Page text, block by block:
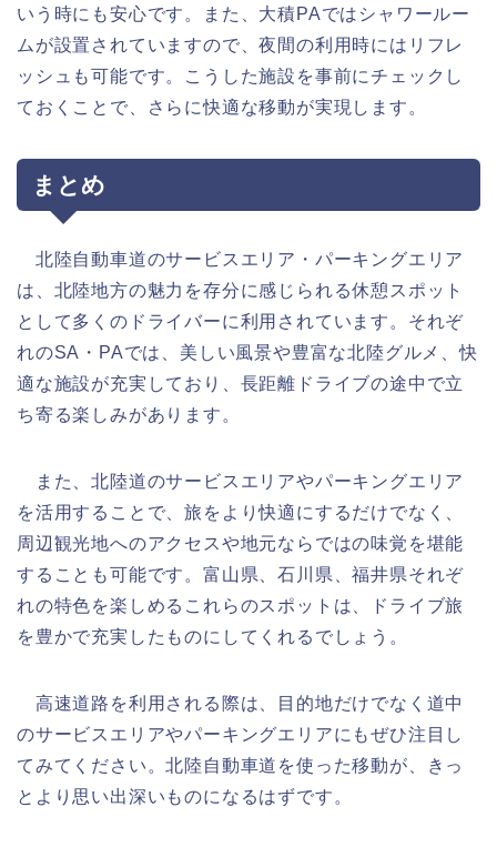
いう時にも安心です。また、大積PAではシャワールー
ムが設置されていますので、夜間の利用時にはリフレ
ッシュも可能です。こうした施設を事前にチェックし
ておくことで、さらに快適な移動が実現します。
まとめ
北陸自動車道のサービスエリア・パーキングエリア
は、北陸地方の魅力を存分に感じられる休憩スポット
として多くのドライバーに利用されています。それぞ
れのSA・PAでは、美しい風景や豊富な北陸グルメ、快
適な施設が充実しており、長距離ドライブの途中で立
ち寄る楽しみがあります。
また、北陸道のサービスエリアやパーキングエリア
を活用することで、旅をより快適にするだけでなく、
周辺観光地へのアクセスや地元ならではの味覚を堪能
することも可能です。富山県、石川県、福井県それぞ
れの特色を楽しめるこれらのスポットは、ドライブ旅
を豊かで充実したものにしてくれるでしょう。
高速道路を利用される際は、目的地だけでなく道中
のサービスエリアやパーキングエリアにもぜひ注目し
てみてください。北陸自動車道を使った移動が、きっ
とより思い出深いものになるはずです。